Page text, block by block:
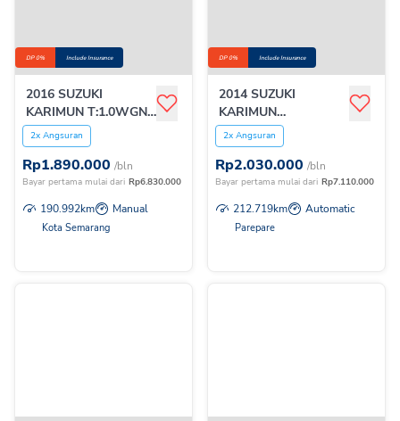
DP 0% Include Insurance
2016 SUZUKI
KARIMUN T:1.0WGNR
GL MT
2x Angsuran
Rp1.890.000 /bln
Bayar pertama mulai dari Rp6.830.000
190.992km Manual
Kota Semarang
DP 0% Include Insurance
2014 SUZUKI
KARIMUN
T:1.0WGNRGS AGS
2x Angsuran
Rp2.030.000 /bln
Bayar pertama mulai dari Rp7.110.000
212.719km Automatic
Parepare